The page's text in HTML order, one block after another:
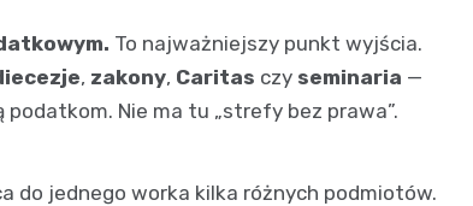
To najważniejszy punkt wyjścia.
, zakony, Caritas czy seminaria —
Nie ma tu „strefy bez prawa”.
do jednego worka kilka różnych podmiotów.